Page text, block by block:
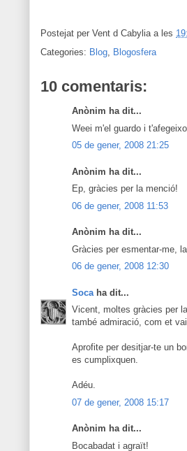
Postejat per Vent d Cabylia a les
Categories: Blog, Blogosfera
10 comentaris:
Anònim ha dit...
Weei m'el guardo i
05 de gener, 2008 21:25
Anònim ha dit...
Ep, gràcies per la menció!
06 de gener, 2008 11:53
Anònim ha dit...
Gràcies per esmentar-me,
06 de gener, 2008 12:30
Soca ha dit...
Vicent, moltes gràcies per
també admiració, com et
Aprofite per desitjar-te un
es cumplixquen.
Adéu.
07 de gener, 2008 15:17
Anònim ha dit...
Bocabadat i agraït!